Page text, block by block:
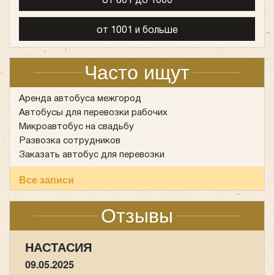
от 1001 и больше
Часто ищут
Аренда автобуса межгород
Автобусы для перевозки рабочих
Микроавтобус на свадьбу
Развозка сотрудников
Заказать автобус для перевозки
Все записи
Отзывы
НАСТАСИЯ
09.05.2025